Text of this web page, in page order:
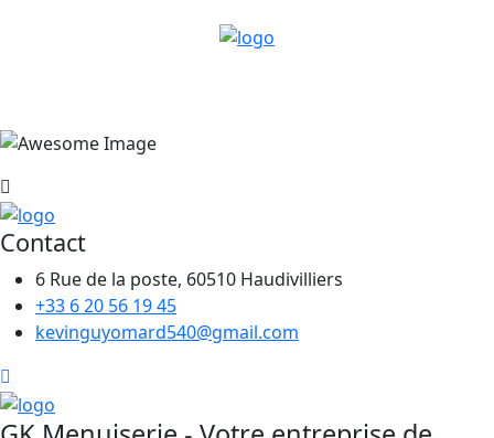
Contact
6 Rue de la poste, 60510 Haudivilliers
+33 6 20 56 19 45
kevinguyomard540@gmail.com